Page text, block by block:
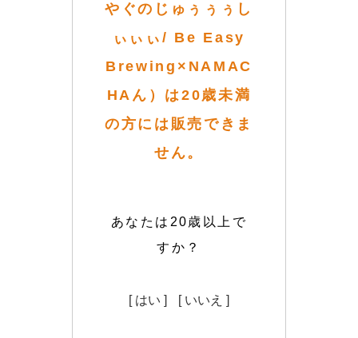
やぐのじゅぅぅぅし
ぃぃぃ/ Be Easy
Brewing×NAMAC
HAん）は20歳未満
の方には販売できま
せん。
あなたは20歳以上で
すか？
[ はい ] [ いいえ ]